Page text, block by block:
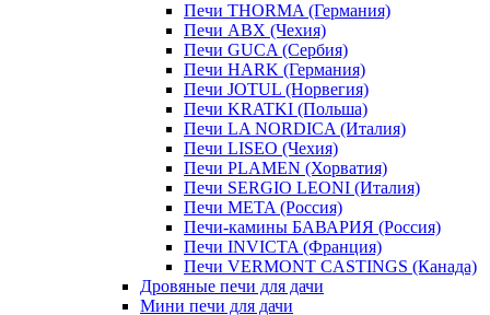
Печи THORMA (Германия)
Печи ABX (Чехия)
Печи GUCA (Сербия)
Печи HARK (Германия)
Печи JOTUL (Норвегия)
Печи KRATKI (Польша)
Печи LA NORDICA (Италия)
Печи LISEO (Чехия)
Печи PLAMEN (Хорватия)
Печи SERGIO LEONI (Италия)
Печи META (Россия)
Печи-камины БАВАРИЯ (Россия)
Печи INVICTA (Франция)
Печи VERMONT CASTINGS (Канада)
Дровяные печи для дачи
Мини печи для дачи